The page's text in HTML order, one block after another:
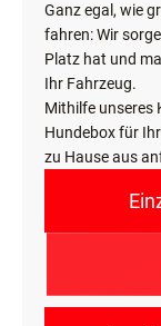
Ganz egal, wie
fahren: Wir
Platz hat und
Ihr Fahrzeug.
Mithilfe unseres
Hundebox für
zu Hause aus